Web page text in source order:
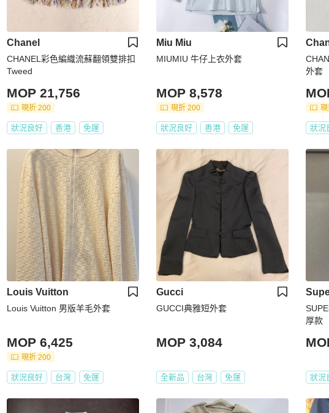
Chanel
CHANEL彩色編織流蘇翻領雙排扣
Tweed
MOP 21,756
現折 200
狀況良好 香港 免運
Miu Miu
MIUMIU 牛仔上衣外套
MOP 8,578
現折 200
狀況良好 香港 免運
外套
狀況
Louis Vuitton
Louis Vuitton 男版羊毛外套
MOP 6,425
現折 200
狀況良好 台灣 免運
Gucci
GUCCI典雅短外套
MOP 3,084
全新品 台灣 免運
厚款
狀況